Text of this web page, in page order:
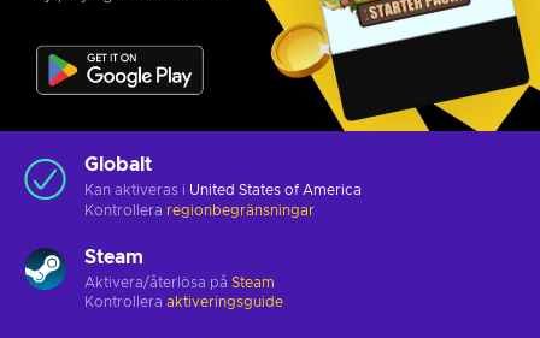
Globalt
Kan aktiveras i United States of America
Kontrollera regionbegränsningar
Steam
Aktivera/återlösa på Steam
Kontrollera aktiveringsguide